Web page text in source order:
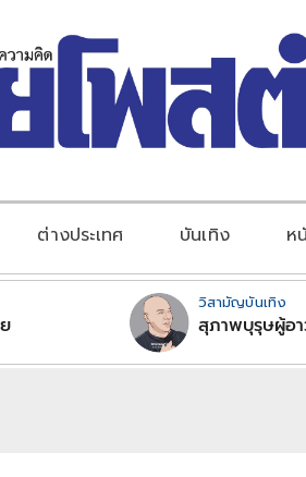
ต่างประเทศ บันเทิง ห
วิสามัญบันเทิง
สุภาพบุรุษผู้อา